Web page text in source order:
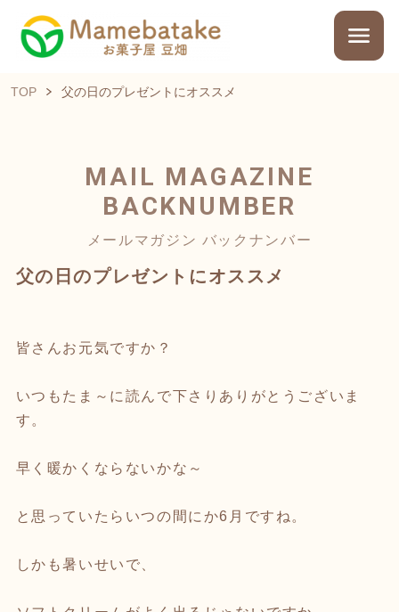
TOP 父の日のプレゼントにオススメ
MAIL MAGAZINE
BACKNUMBER
メールマガジン バックナンバー
父の日のプレゼントにオススメ
皆さんお元気ですか？
いつもたま～に読んで下さりありがとうございま
す。
早く暖かくならないかな～
と思っていたらいつの間にか6月ですね。
しかも暑いせいで、